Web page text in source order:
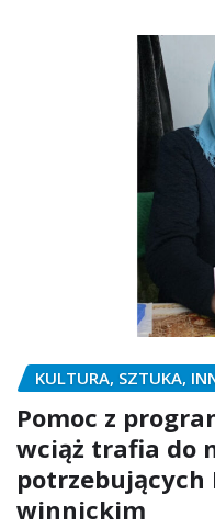
KULTURA, SZTUKA,
Pomoc z
wciąż trafia do
potrzebujących
winnickim